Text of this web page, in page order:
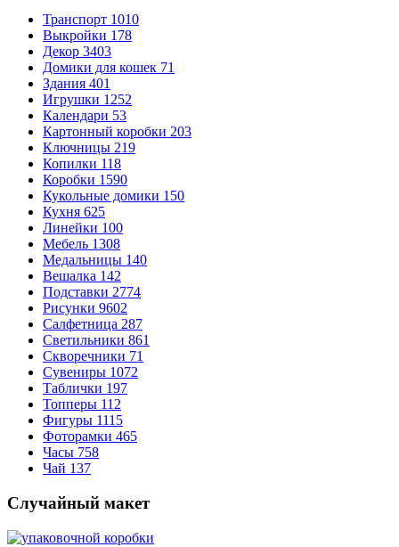
Транспорт 1010
Выкройки 178
Декор 3403
Домики для кошек 71
Здания 401
Игрушки 1252
Календари 53
Картонный коробки 203
Ключницы 219
Копилки 118
Коробки 1590
Кукольные домики 150
Кухня 625
Линейки 100
Мебель 1308
Медальницы 140
Вешалка 142
Подставки 2774
Рисунки 9602
Салфетница 287
Светильники 861
Скворечники 71
Сувениры 1072
Таблички 197
Топперы 112
Фигуры 1115
Фоторамки 465
Часы 758
Чай 137
Случайный макет